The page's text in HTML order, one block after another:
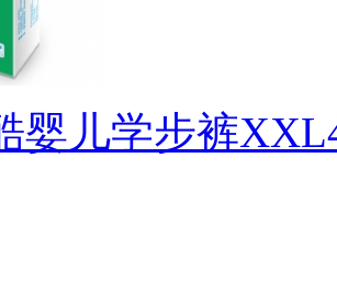
婴儿学步裤